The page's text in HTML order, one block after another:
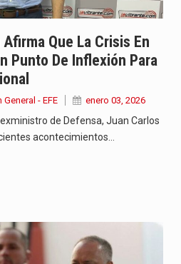
Que La Crisis En
Punto De Inflexión Para
- EFE enero 03, 2026
de Defensa, Juan Carlos
acontecimientos…